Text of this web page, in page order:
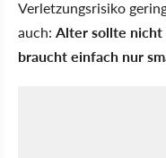
Verletzungsrisiko
auch: Alter sollte nicht
braucht einfach nur